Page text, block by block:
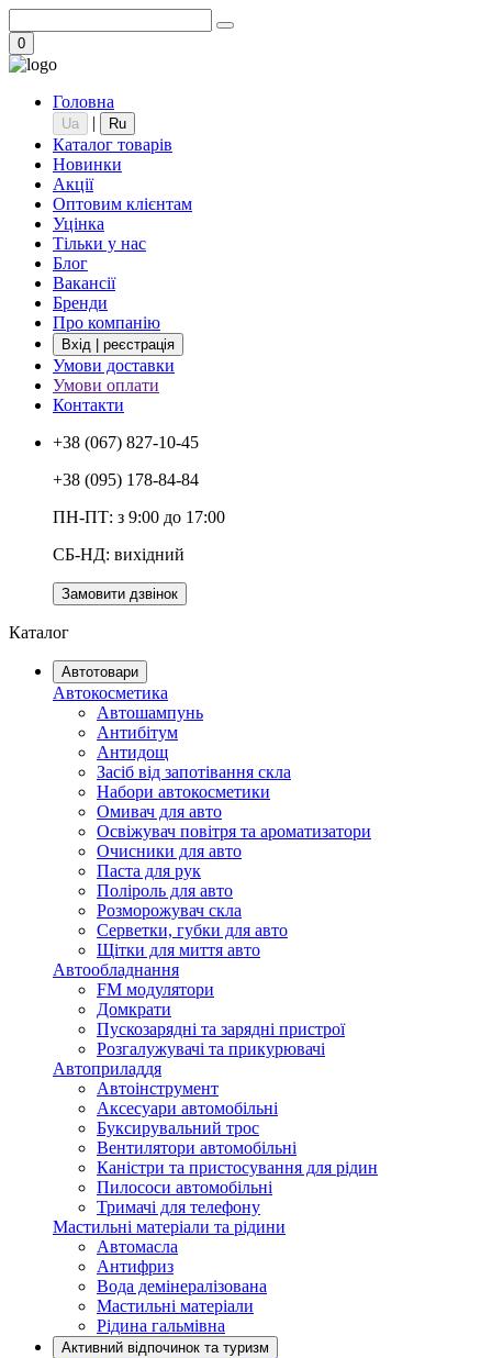
0
Головна
Ua | Ru
Каталог товарів
Новинки
Акції
Оптовим клієнтам
Уцінка
Тільки у нас
Блог
Вакансії
Бренди
Про компанію
Вхід | реєстрація
Умови доставки
Умови оплати
Контакти
+38 (067) 827-10-45
+38 (095) 178-84-84
ПН-ПТ: з 9:00 до 17:00
СБ-НД: вихідний
Замовити дзвінок
Каталог
Автотовари
Автокосметика
Автошампунь
Антибітум
Антидощ
Засіб від запотівання скла
Набори автокосметики
Омивач для авто
Освіжувач повітря та ароматизатори
Очисники для авто
Паста для рук
Поліроль для авто
Розморожувач скла
Серветки, губки для авто
Щітки для миття авто
Автообладнання
FM модулятори
Домкрати
Пускозарядні та зарядні пристрої
Розгалужувачі та прикурювачі
Автоприладдя
Автоінструмент
Аксесуари автомобільні
Буксирувальний трос
Вентилятори автомобільні
Каністри та пристосування для рідин
Пилососи автомобільні
Тримачі для телефону
Мастильні матеріали та рідини
Автомасла
Антифриз
Вода демінералізована
Мастильні матеріали
Рідина гальмівна
Активний відпочинок та туризм